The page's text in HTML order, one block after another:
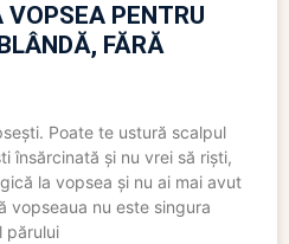
PENTRU
FĂRĂ
Poate te ustură scalpul
însărcinată și nu vrei să riști,
la vopsea și nu ai mai avut
vopseaua nu este singura
părului